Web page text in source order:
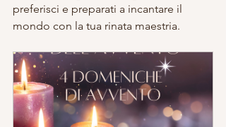
preferisci e preparati a incantare il
mondo con la tua rinata maestria.